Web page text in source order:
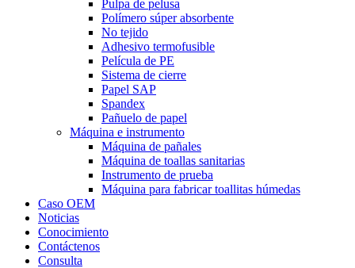
Pulpa de pelusa
Polímero súper absorbente
No tejido
Adhesivo termofusible
Película de PE
Sistema de cierre
Papel SAP
Spandex
Pañuelo de papel
Máquina e instrumento
Máquina de pañales
Máquina de toallas sanitarias
Instrumento de prueba
Máquina para fabricar toallitas húmedas
Caso OEM
Noticias
Conocimiento
Contáctenos
Consulta